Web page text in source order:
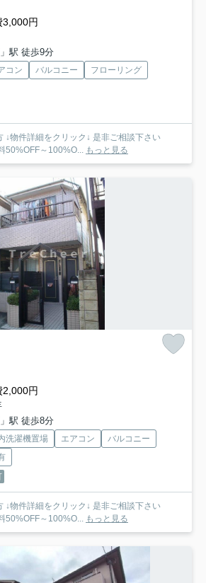
円
駅 徒歩9分
コン バルコニー
フローリング
↓物件詳細をクリック↓ 是非ご相談下さい
～100%O... もっと見る
円
駅 徒歩8分
洗濯機置場 エアコン
バルコニー
↓物件詳細をクリック↓ 是非ご相談下さい
～100%O... もっと見る